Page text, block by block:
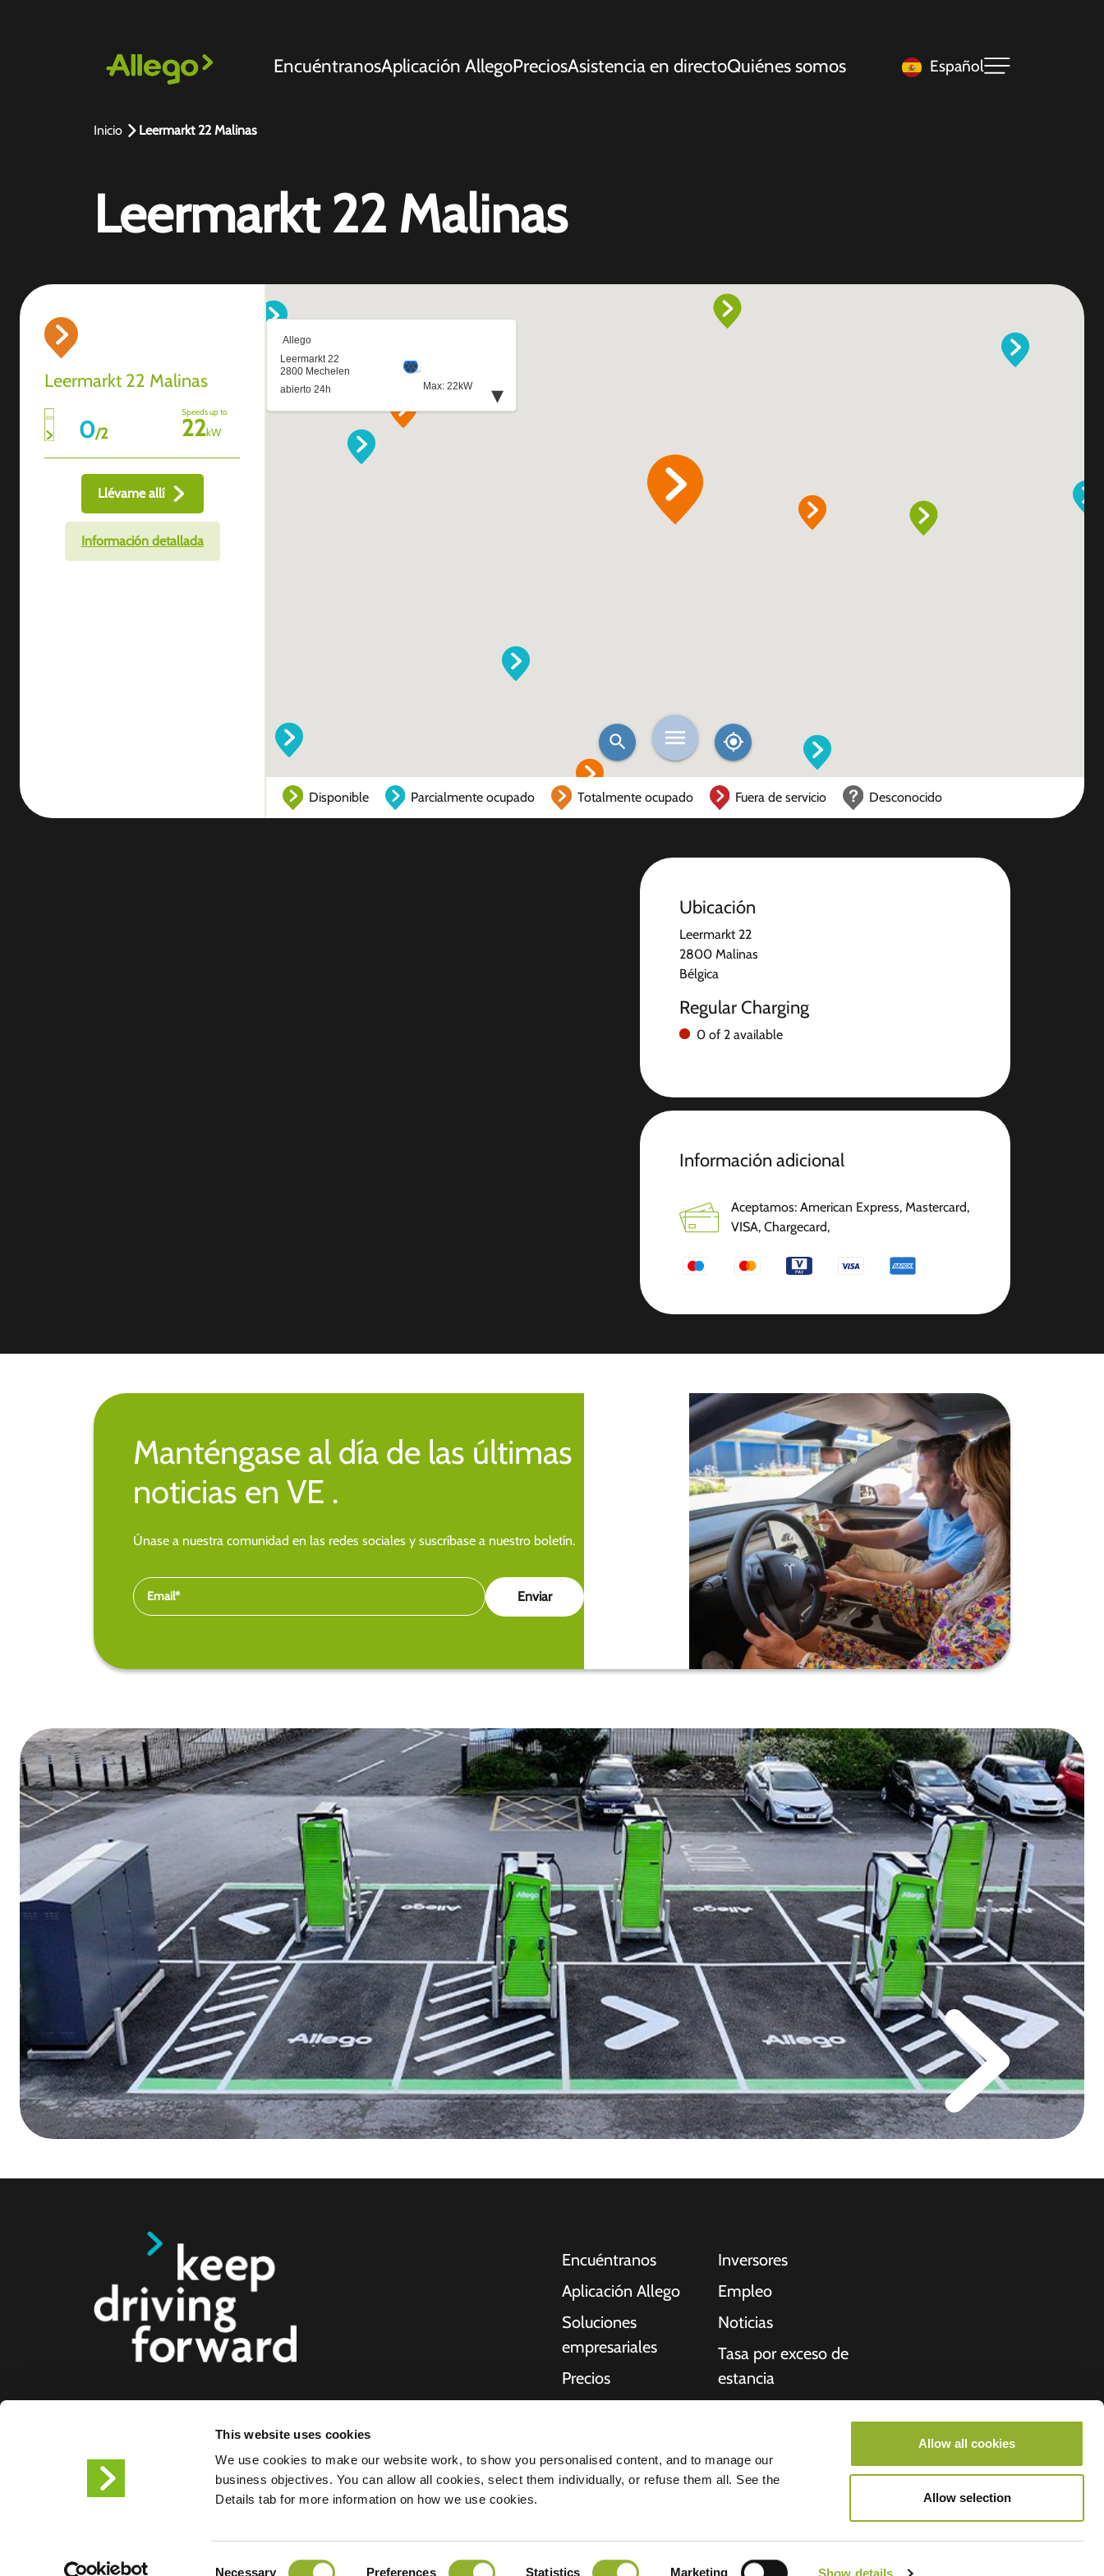
This website uses cookies
We use cookies to make our website work, to show you personalised content, and to manage our
business objectives. You can allow all cookies, select them individually, or refuse them all. See the
Details tab for more information on how we use cookies.
Necessary Preferences Statistics Marketing Show details
Allow all cookies
Allow selection
EncuéntranosAplicación AllegoPreciosAsistencia en directoQuiénes somos Español
Inicio Leermarkt 22 Malinas
Leermarkt 22 Malinas
Leermarkt 22 Malinas
0/2
Speeds up to
22kW
Llévame allí
Información detallada
Disponible Parcialmente ocupado Totalmente ocupado Fuera de servicio Desconocido
Ubicación
Leermarkt 22
2800 Malinas
Bélgica
Regular Charging
0 of 2 available
Información adicional
Aceptamos: American Express, Mastercard,
VISA, Chargecard,
Manténgase al día de las últimas
noticias en VE .
Únase a nuestra comunidad en las redes sociales y suscríbase a nuestro boletín.
motocicletas, autobuses y camiones para consumidores, empresas y
ciudades. Nuestras soluciones de carga integrales facilitan a
empresas y ciudades el suministro de la infraestructura que necesitan
los conductores de VE , mientras que la escalabilidad de nuestros
Encuéntranos
Aplicación Allego
Soluciones
empresariales
Precios
NMBS
Inversores
Empleo
Noticias
Tasa por exceso de
estancia
Stroometiket
Todos los derechos reservados © 2026 - Allego
Condiciones de uso Declaración de confidencialidad